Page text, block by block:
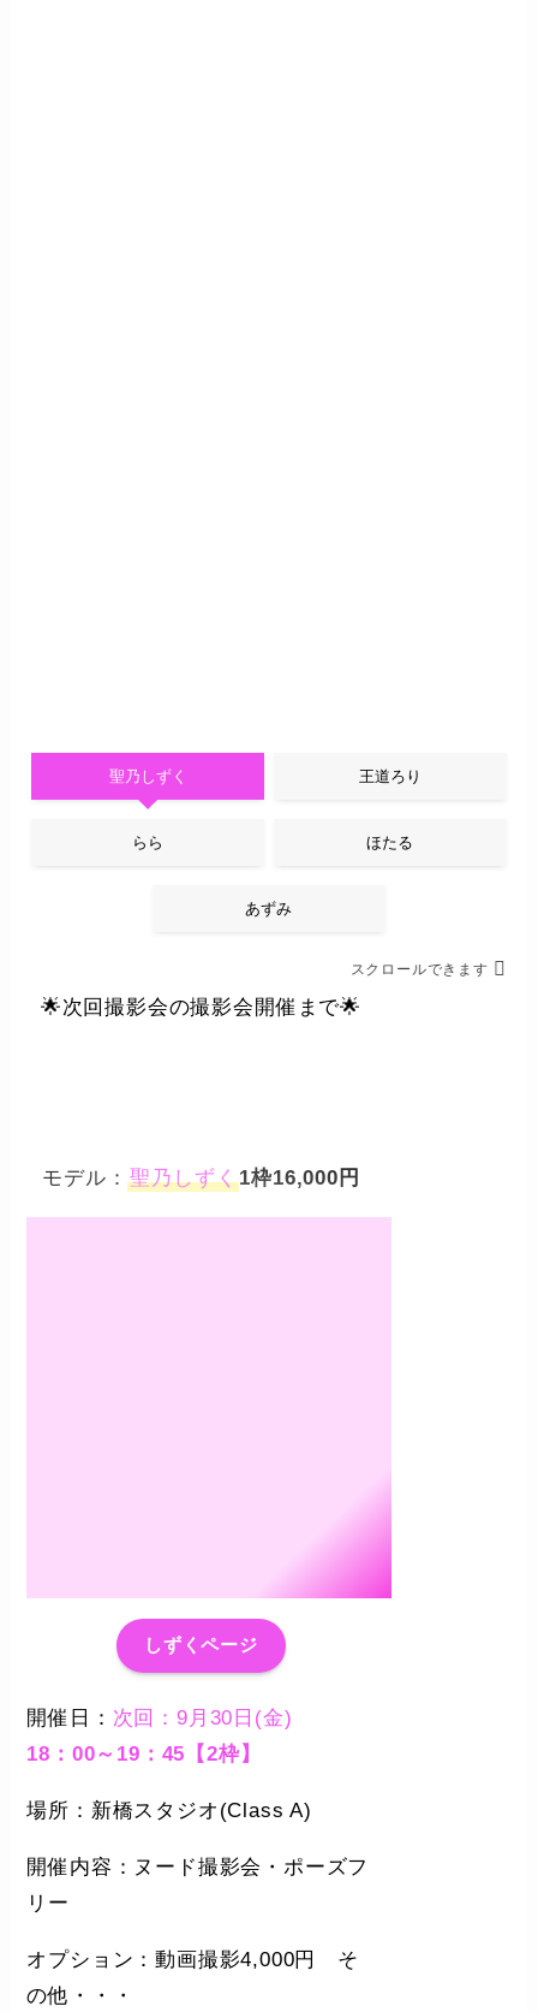
聖乃しずく 王道ろり
らら ほたる
あずみ
スクロールできます
🌟次回撮影会の撮影会開催まで🌟
モデル：聖乃しずく1枠16,000円
しずくページ
開催日： 次回：9月30日(金)
18：00～19：45【2枠】
場所：新橋スタジオ(Class A)
開催内容：ヌード撮影会・ポーズフ
リー
オプション：動画撮影4,000円 そ
の他・・・